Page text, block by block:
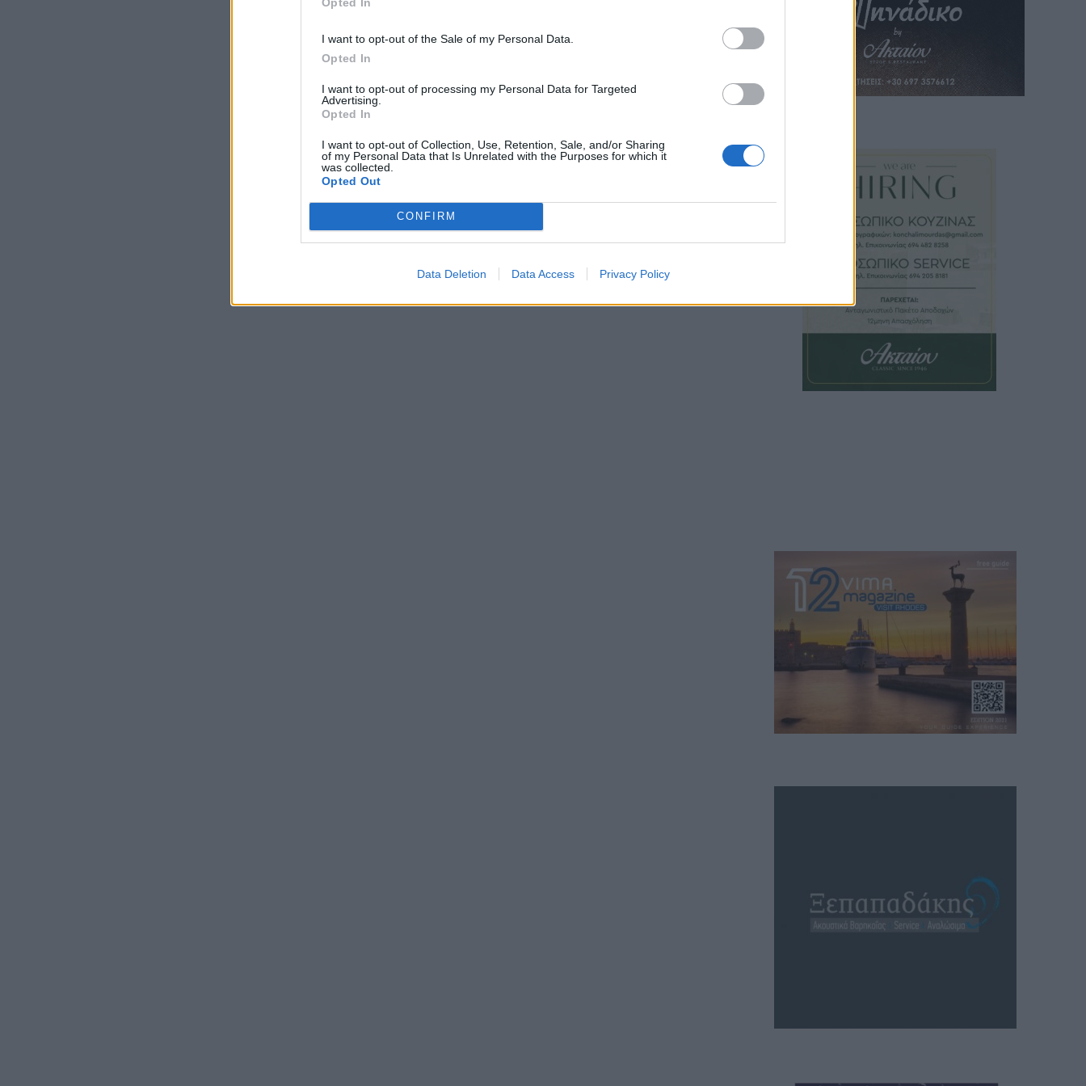
I want to opt-out of the Sale of my Personal Data.
Opted In
I want to opt-out of processing my Personal Data for Targeted
Advertising.
Opted In
I want to opt-out of Collection, Use, Retention, Sale, and/or Sharing
of my Personal Data that Is Unrelated with the Purposes for which it
was collected.
Opted Out
CONFIRM
Data Deletion Data Access Privacy Policy
σου, από όλους εμάς…”
thetoc
Κοινοποίηση
για την αύξηση κρουσμάτων και
και των λαχανικών – Με το… κομμάτι